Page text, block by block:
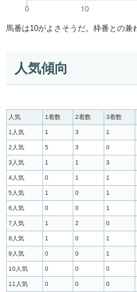
馬番は10がよさそうだ。枠番との兼
人気傾向
人気 1着数 2着数 3着数
1人気 1 3 1
2人気 5 3 0
3人気 1 1 3
4人気 0 1 1
5人気 1 0 1
6人気 0 0 1
7人気 1 2 0
8人気 1 0 1
9人気 0 0 1
10人気 0 0 0
11人気 0 0 0